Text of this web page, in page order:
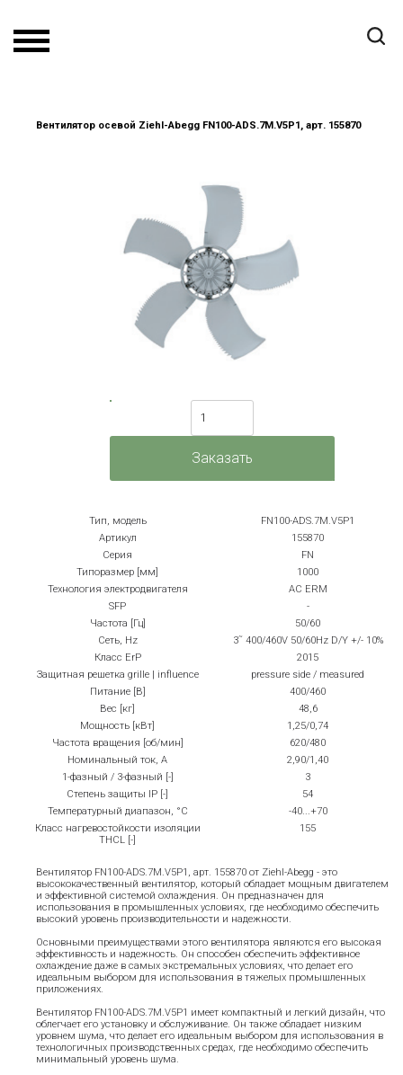
Вентилятор осевой Ziehl-Abegg FN100-ADS.7M.V5P1, арт. 155870
Тип, модель
FN100-ADS.7M.V5P1
Артикул
155870
Серия
FN
Типоразмер [мм]
1000
Технология электродвигателя
AC ERM
SFP
-
Частота [Гц]
50/60
Сеть, Hz
3˜ 400/460V 50/60Hz D/Y +/- 10%
Класс ErP
2015
Защитная решетка grille | influence
pressure side / measured
Питание [В]
400/460
Вес [кг]
48,6
Мощность [кВт]
1,25/0,74
Частота вращения [об/мин]
620/480
Номинальный ток, А
2,90/1,40
1-фазный / 3-фазный [-]
3
Степень защиты IP [-]
54
Температурный диапазон, °С
-40...+70
Класс нагревостойкости изоляции
THCL [-]
155
Вентилятор FN100-ADS.7M.V5P1, арт. 155870 от Ziehl-Abegg - это
высококачественный вентилятор, который обладает мощным двигателем
и эффективной системой охлаждения. Он предназначен для
использования в промышленных условиях, где необходимо обеспечить
высокий уровень производительности и надежности.
Основными преимуществами этого вентилятора являются его высокая
эффективность и надежность. Он способен обеспечить эффективное
охлаждение даже в самых экстремальных условиях, что делает его
идеальным выбором для использования в тяжелых промышленных
приложениях.
Вентилятор FN100-ADS.7M.V5P1 имеет компактный и легкий дизайн, что
облегчает его установку и обслуживание. Он также обладает низким
уровнем шума, что делает его идеальным выбором для использования в
технологичных производственных средах, где необходимо обеспечить
минимальный уровень шума.